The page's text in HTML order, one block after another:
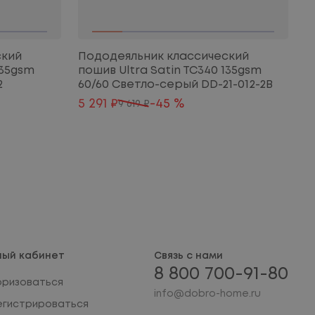
Пододеяльник классический
пошив Ultra Satin TC340 135gsm
60/60 Светло-серый DD-21-012-2B
5 291 ₽9 619 ₽-45 %
кабинет Связь с нами
8 800 700-91-80
info@dobro-home.ru